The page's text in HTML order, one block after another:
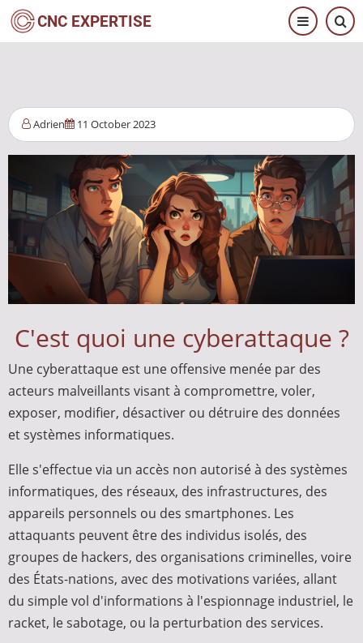
Direkt
zum
CNC EXPERTISE
Adrien 11 October 2023
C'est quoi une cyberattaque ?
Une cyberattaque est une offensive menée par des
acteurs malveillants visant à compromettre, voler,
exposer, modifier, désactiver ou détruire des données
et systèmes informatiques.
Elle s'effectue via un accès non autorisé à des systèmes
informatiques, des réseaux, des infrastructures, des
appareils personnels ou des smartphones. Les
attaquants peuvent être des individus isolés, des
groupes de hackers, des organisations criminelles, voire
des États-nations, avec des motivations variées, allant
du simple vol d'informations à l'espionnage industriel, le
racket, le sabotage, ou la perturbation des services.